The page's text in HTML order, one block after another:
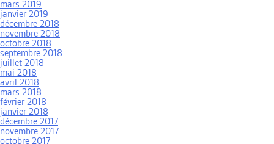
mars 2019
janvier 2019
décembre 2018
novembre 2018
octobre 2018
septembre 2018
juillet 2018
mai 2018
avril 2018
mars 2018
février 2018
janvier 2018
décembre 2017
novembre 2017
octobre 2017